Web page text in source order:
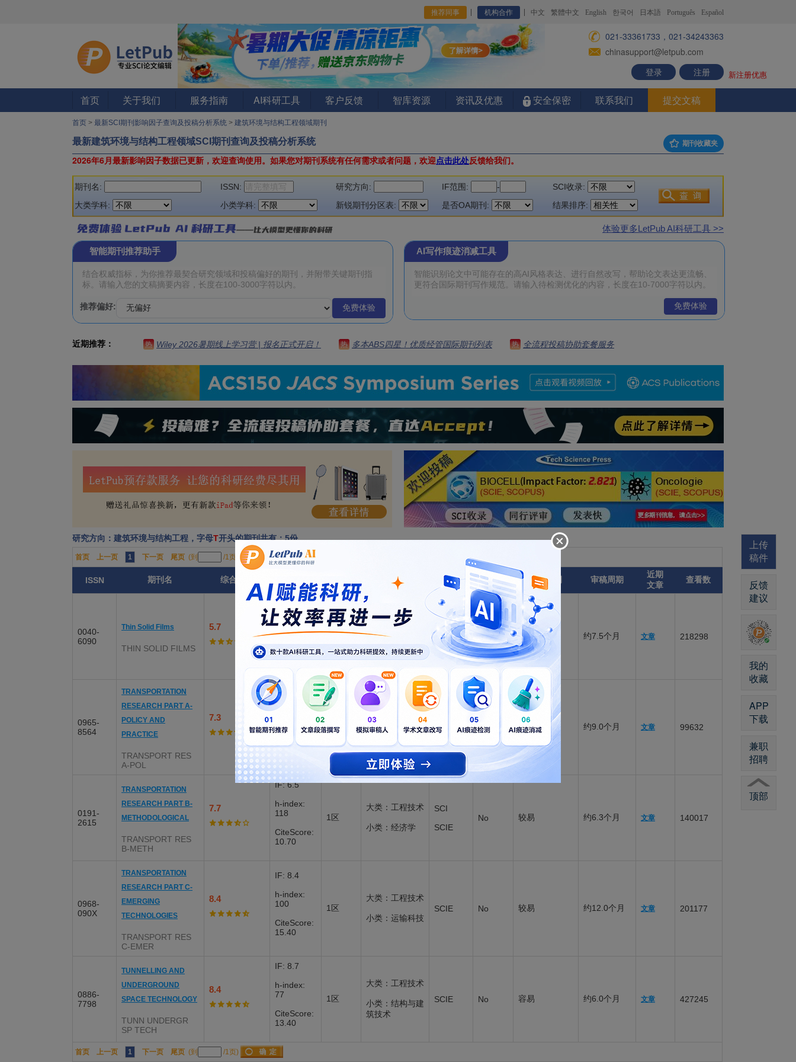
推荐同事 机构合作 中文 繁體中文 English 한국어 日本語 Português Español
021-33361733，021-34243363
chinasupport@letpub.com
登录
注册 新注册优惠
首页 关于我们 服务指南 AI科研工具 客户反馈 智库资源 资讯及优惠 安全保密 联系我们 提交文稿
首页 > 最新SCI期刊影响因子查询及投稿分析系统 > 建筑环境与结构工程领域期刊
最新建筑环境与结构工程领域SCI期刊查询及投稿分析系统 期刊收藏夹
2026年6月最新影响因子数据已更新，欢迎查询使用。 如果您对期刊系统有任何需求或者问题，欢迎点击此处反馈给我们。
期刊名: ISSN: 研究方向: IF范围: -
SCI收录:
大类学科:
小类学科: 新锐期刊分区表: 是否OA期刊: 结果排序:
体验更多LetPub AI科研工具 >>
智能期刊推荐助手
推荐偏好: 免费体验
AI写作痕迹消减工具
免费体验
近期推荐： 热 Wiley 2026暑期线上学习营 | 报名正式开启！ 热 多本ABS四星！优质经管国际期刊列表 热 全流程投稿协助套餐服务
研究方向：建筑环境与结构工程，字母T开头的期刊共有：5份
首页 上一页 1 下一页 尾页 (到 /1页)
ISSN 期刊名 综合评分
分区表
学科领域 SCI收录 是否OA 录用比例 审稿周期
近期
文章
查看数
0040-
6090
Thin Solid Films
THIN SOLID FILMS
5.7
IF: 2.4
h-index:
175
CiteScore:
4.30
4区
大类：材料科学
学：综合
SCI
SCIE
No 87% 约7.5个月 文章 218298
0965-
8564
TRANSPORTATION
RESEARCH PART A-
POLICY AND
PRACTICE
TRANSPORT RES
A-POL
7.3
IF: 7.2
h-index:
CiteScore:
1区
大类：工程技术
No 较易 约9.0个月 文章 99632
0191-
2615
TRANSPORTATION
RESEARCH PART B-
METHODOLOGICAL
TRANSPORT RES
B-METH
7.7
IF: 6.5
h-index:
118
CiteScore:
10.70
1区
大类：工程技术
小类：经济学
SCI
SCIE
No 较易 约6.3个月 文章 140017
0968-
090X
TRANSPORTATION
RESEARCH PART C-
EMERGING
TECHNOLOGIES
TRANSPORT RES
C-EMER
8.4
IF: 8.4
h-index:
100
CiteScore:
15.40
1区
大类：工程技术
小类：运输科技
SCIE No 较易 约12.0个月 文章 201177
0886-
7798
TUNNELLING AND
UNDERGROUND
SPACE TECHNOLOGY
TUNN UNDERGR
SP TECH
8.4
IF: 8.7
h-index:
77
CiteScore:
13.40
1区
大类：工程技术
小类：结构与建
筑技术
SCIE No 容易 约6.0个月 文章 427245
首页 上一页 1 下一页 尾页 (到 /1页)
上传
稿件
反馈
建议
我的
收藏
APP
下载
兼职
招聘
顶部